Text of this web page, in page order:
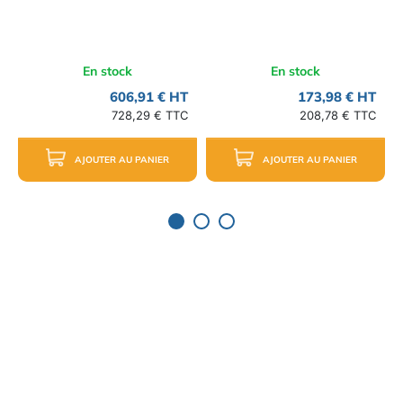
En stock
606,91 € HT
728,29 € TTC
AJOUTER AU PANIER
En stock
173,98 € HT
208,78 € TTC
AJOUTER AU PANIER